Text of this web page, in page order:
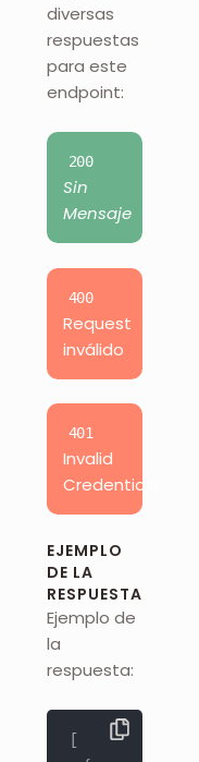
diversas
respuestas
para este
endpoint:
200
Sin
Mensaje
400
Request
inválido
401
Invalid
Credentials
EJEMPLO
DE LA
RESPUESTA
Ejemplo de
la
respuesta: